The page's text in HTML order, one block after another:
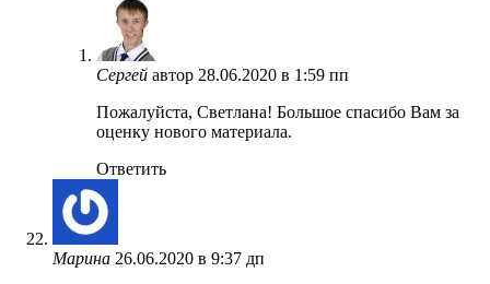
Сергей автор 28.06.2020 в 1:59 пп
Пожалуйста, Светлана! Большое спасибо Вам за
оценку нового материала.
Ответить
Марина 26.06.2020 в 9:37 дп